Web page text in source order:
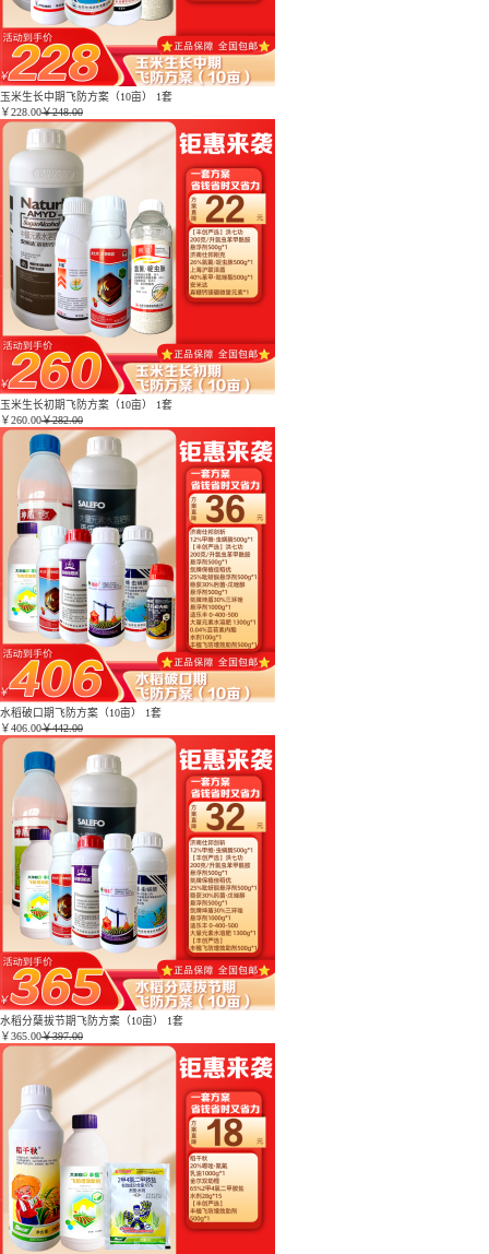
玉米生长中期飞防方案（10亩） 1套
￥228.00￥248.00
玉米生长初期飞防方案（10亩） 1套
￥260.00￥282.00
水稻破口期飞防方案（10亩） 1套
￥406.00￥442.00
水稻分蘖拔节期飞防方案（10亩） 1套
￥365.00￥397.00